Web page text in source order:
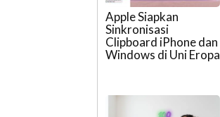
Apple Siapkan
Sinkronisasi
Clipboard iPhone dan
Windows di Uni Eropa